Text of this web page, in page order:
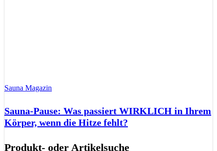
Sauna Magazin
Sauna-Pause: Was passiert WIRKLICH in Ihrem
Körper, wenn die Hitze fehlt?
Produkt- oder Artikelsuche